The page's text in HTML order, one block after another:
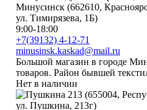
Минусинск (662610,
ул. Тимирязева, 1Б)
9:00-18:00
+7(39132) 4-12-71
minusinsk.kaskad@mail.ru
Большой магазин в городе
товаров. Район бывшей
Нет в наличии